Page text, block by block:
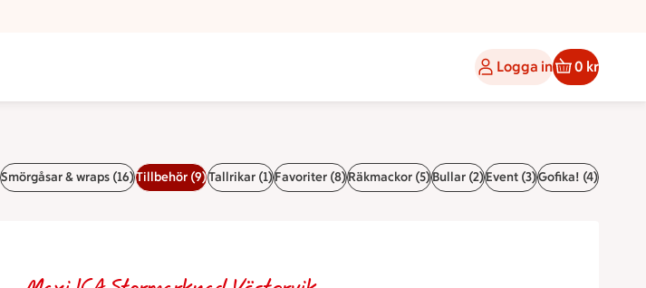
Logga in 0 kr
Smörgåsar & wraps (16)Tillbehör (9)Tallrikar (1)Favoriter (8)Räkmackor (5)Bullar (2)Event (3)Gofika! (4)